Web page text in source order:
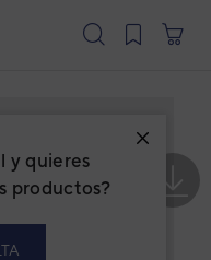
y quieres
productos?